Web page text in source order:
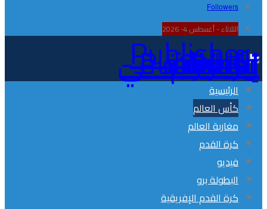
Followers
الثلاثاء - أغسطس 4- 2026
Publisher - تغطية إخبارية لكافة الأحداث الرياضية في المغرب والعالم.
الرئيسية
كأس العالم
مغاربة العالم
كرة القدم
فيديو
البطولة برو
كرة القدم الإفريقية